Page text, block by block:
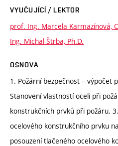
VYUČUJÍCÍ / LEKTOR
prof. Ing. Marcela Karmazínová,
Ing. Michal Štrba, Ph.D.
OSNOVA
1. Požární bezpečnost – výpočet
Stanovení vlastností oceli při
konstrukčních prvků při požáru.
ocelového konstrukčního prvku
posouzení tlačeného ocelového